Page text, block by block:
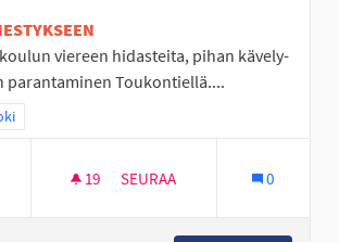
viereen hidasteita, pihan kävely-
parantaminen Toukontiellä....
mukaan: Itäinen Seinäjoki
19 19 SEURAAJAA
SEURAA 0